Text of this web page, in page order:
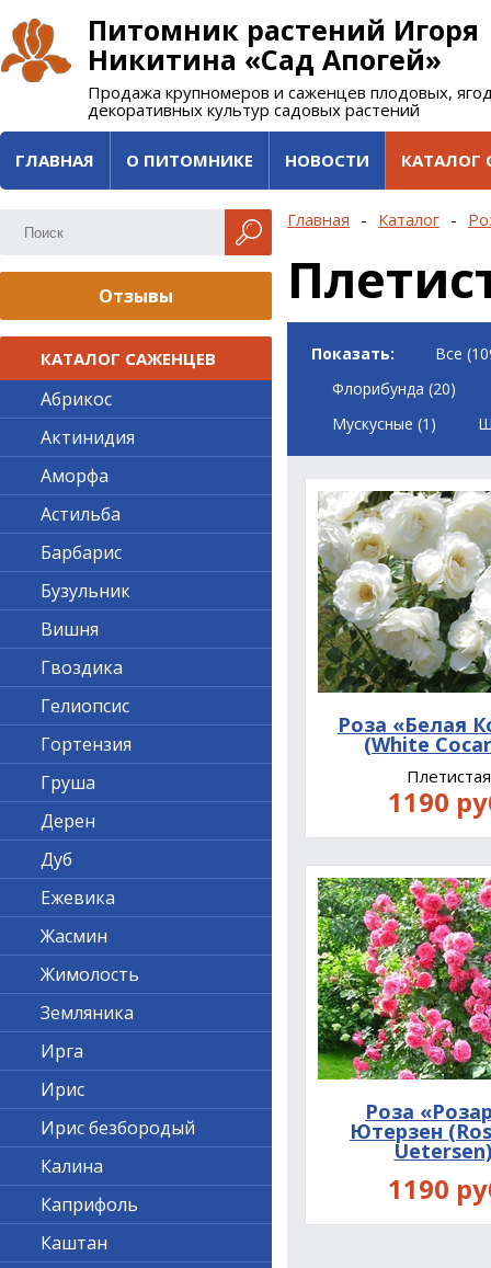
Питомник растений Игоря
Никитина «Сад Апогей»
Продажа крупномеров и саженцев плодовых,
декоративных культур садовых растений
ГЛАВНАЯ О ПИТОМНИКЕ НОВОСТИ КАТАЛОГ
Главная - Каталог -
Показать:
Все
Флорибунда (20)
Мускусные (1)
Роза «Белая
(White
Плетистая
1190
Роза
Ютерзен
Плетистая
1190
Отзывы
КАТАЛОГ САЖЕНЦЕВ
Абрикос
Актинидия
Аморфа
Астильба
Барбарис
Бузульник
Вишня
Гвоздика
Гелиопсис
Гортензия
Груша
Дерен
Дуб
Ежевика
Жасмин
Жимолость
Земляника
Ирга
Ирис
Ирис безбородый
Калина
Каприфоль
Каштан